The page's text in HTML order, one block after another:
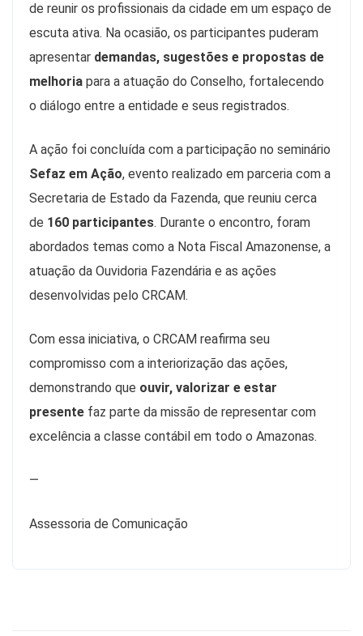
de reunir os profissionais da cidade em um espaço de
escuta ativa. Na ocasião, os participantes puderam
apresentar demandas, sugestões e propostas de
melhoria para a atuação do Conselho, fortalecendo
o diálogo entre a entidade e seus registrados.
A ação foi concluída com a participação no seminário
Sefaz em Ação, evento realizado em parceria com a
Secretaria de Estado da Fazenda, que reuniu cerca
de 160 participantes. Durante o encontro, foram
abordados temas como a Nota Fiscal Amazonense, a
atuação da Ouvidoria Fazendária e as ações
desenvolvidas pelo CRCAM.
Com essa iniciativa, o CRCAM reafirma seu
compromisso com a interiorização das ações,
demonstrando que ouvir, valorizar e estar
presente faz parte da missão de representar com
excelência a classe contábil em todo o Amazonas.
—
Assessoria de Comunicação